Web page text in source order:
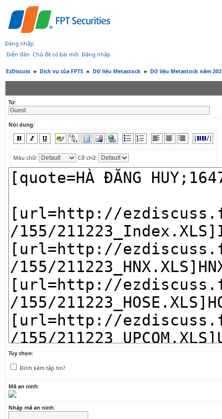
Đăng nhập.
Diễn đàn Chủ đề có bài mới Đăng nhập
EzDiscuss » Dịch vụ của FPTS » Dữ liệu Metastock » Dữ liệu Metastock năm
Từ:
Nội dung:
Màu chữ: Cỡ chữ:
Tùy chọn:
Đính kèm tập tin?
Mã an ninh:
Nhập mã an ninh: